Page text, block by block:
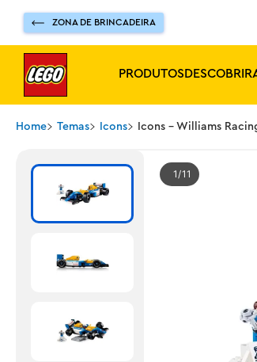
ZONA DE BRINCADEIRA
PRODUTOSDESCOBRIR
Home Temas Icons Icons - Williams
1 11